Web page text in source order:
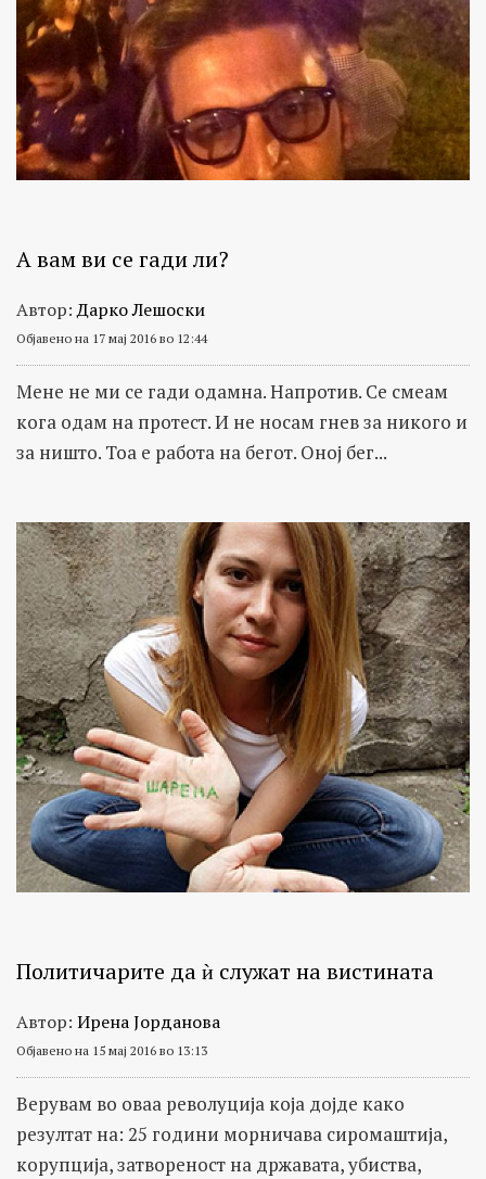
А вам ви се гади ли?
Автор:Дарко Лешоски
Објавено на 17 мај 2016 во 12:44
Мене не ми се гади одамна. Напротив. Се смеам
кога одам на протест. И не носам гнев за никого и
за ништо. Тоа е работа на бегот. Оној бег...
Политичарите да ѝ служат на вистината
Автор: Ирена Јорданова
Објавено на 15 мај 2016 во 13:13
Верувам во оваа револуција која дојде како
резултат на: 25 години морничава сиромаштија,
корупција, затвореност на државата, убиства,